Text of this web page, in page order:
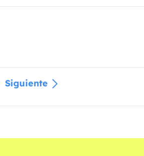
Siguiente